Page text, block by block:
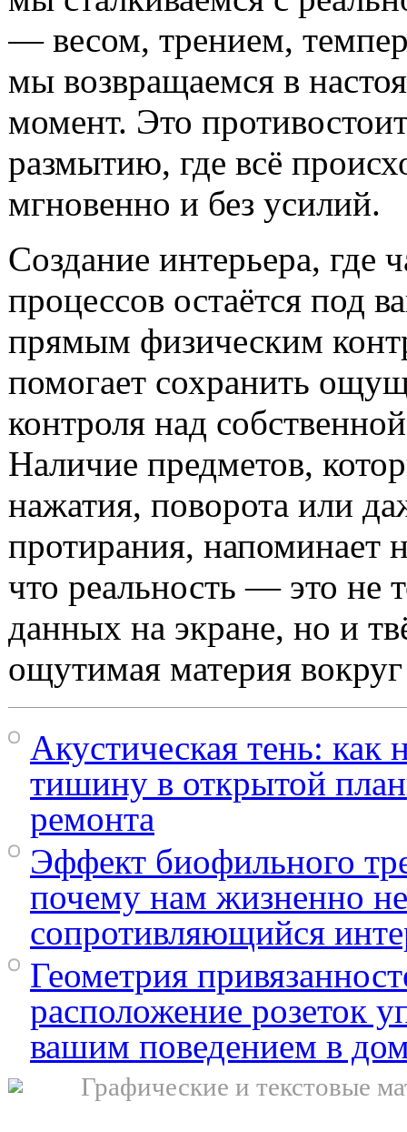
— весом, трением,
мы возвращаемся в
момент. Это
размытию, где всё
мгновенно и без усилий.
Создание интерьера, где
процессов остаётся под
прямым физическим
помогает сохранить
контроля над
Наличие предметов,
нажатия, поворота или
протирания, напоминает
что реальность — это не
данных на экране, но и
ощутимая материя
Акустическая тень: как
тишину в открытой
ремонта
Эффект биофильного
почему нам жизненно
сопротивляющийся
Геометрия
расположение розеток
вашим поведением в
Графические и текстовые